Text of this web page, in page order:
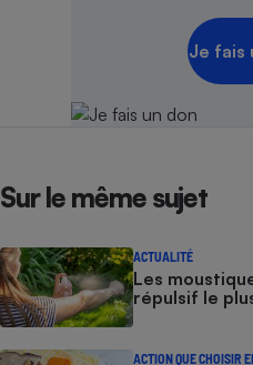
Je fais
Sur le même sujet
ACTUALITÉ
Les
répulsif le
ACTION QUE CHOISIR